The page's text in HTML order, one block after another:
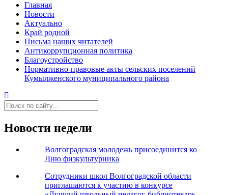
Главная
Новости
Актуально
Край родной
Письма наших читателей
Антикоррупционная политика
Благоустройство
Нормативно-правовые акты сельских поселений
Кумылженского муниципального района
Новости недели
Волгоградская молодежь присоединится ко
Дню физкультурника
Сотрудники школ Волгоградской области
приглашаются к участию в конкурсе